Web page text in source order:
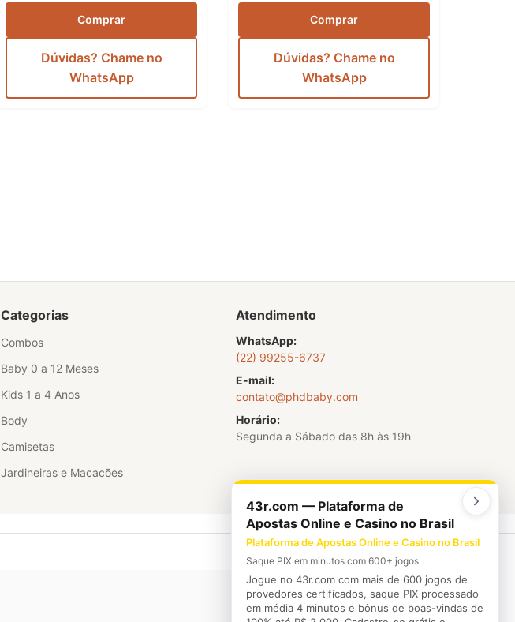
Comprar
Dúvidas? Chame no
WhatsApp
Comprar
Dúvidas? Chame no
WhatsApp
Categorias
Combos
Baby 0 a 12 Meses
Kids 1 a 4 Anos
Body
Camisetas
Jardineiras e Macacões
Atendimento
WhatsApp:
(22) 99255-6737
E-mail:
contato@phdbaby.com
Horário:
Segunda a Sábado das 8h às 19h
43r.com — Plataforma de
Apostas Online e Casino no Brasil
Plataforma de Apostas Online e Casino no Brasil
Saque PIX em minutos com 600+ jogos
Jogue no 43r.com com mais de 600 jogos de
provedores certificados, saque PIX processado
em média 4 minutos e bônus de boas-vindas de